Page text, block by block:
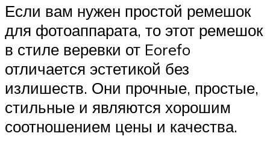
Если вам нужен простой ремешок
для фотоаппарата, то этот ремешок
в стиле веревки от Eorefo
отличается эстетикой без
излишеств. Они прочные, простые,
стильные и являются хорошим
соотношением цены и качества.